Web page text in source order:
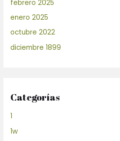
febrero 2025
enero 2025
octubre 2022
diciembre 1899
Categorías
1
1w